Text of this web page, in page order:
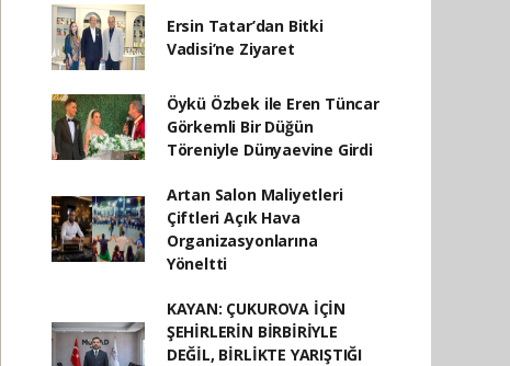
Ersin Tatar’dan Bitki
Vadisi’ne Ziyaret
Öykü Özbek ile Eren Tüncar
Görkemli Bir Düğün
Töreniyle Dünyaevine Girdi
Artan Salon Maliyetleri
Çiftleri Açık Hava
Organizasyonlarına
Yöneltti
KAYAN: ÇUKUROVA İÇİN
ŞEHİRLERİN BİRBİRİYLE
DEĞİL, BİRLİKTE YARIŞTIĞI